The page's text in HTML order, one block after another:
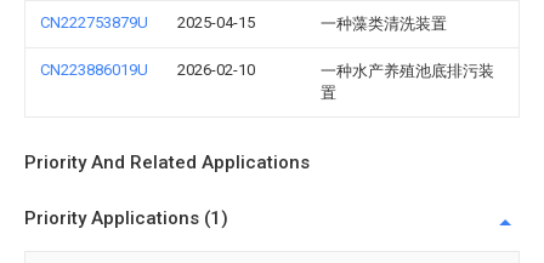
CN222753879U 2025-04-15 一种藻类清洗装置
CN223886019U 2026-02-10
一种水产养殖池底排污装
置
Priority And Related Applications
Priority Applications (1)